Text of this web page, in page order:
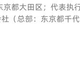
都大田区；代表执
（总部：东京都千